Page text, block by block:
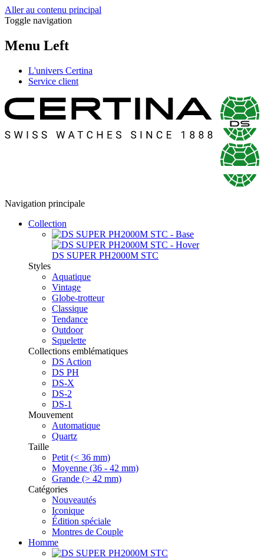
Aller au contenu principal
Toggle navigation
Menu Left
L'univers Certina
Service client
Navigation principale
Collection
DS SUPER PH2000M STC
Styles
Aquatique
Vintage
Globe-trotteur
Classique
Tendance
Outdoor
Squelette
Collections emblématiques
DS Action
DS PH
DS-X
DS-2
DS-1
Mouvement
Automatique
Quartz
Taille
Petit (< 36 mm)
Moyenne (36 - 42 mm)
Grande (> 42 mm)
Catégories
Nouveautés
Iconique
Édition spéciale
Montres de Couple
Homme